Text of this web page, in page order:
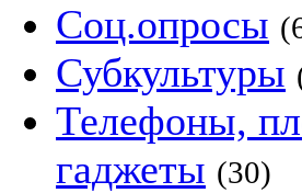
Соц.опросы
Субкультуры
Телефоны,
гаджеты (30)